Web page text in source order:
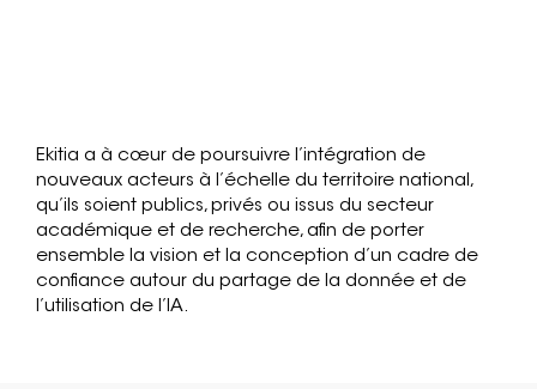
Ekitia a à cœur de poursuivre l’intégration de
nouveaux acteurs à l’échelle du territoire national,
qu’ils soient publics, privés ou issus du secteur
académique et de recherche, afin de porter
ensemble la vision et la conception d’un cadre de
confiance autour du partage de la donnée et de
l’utilisation de l’IA.